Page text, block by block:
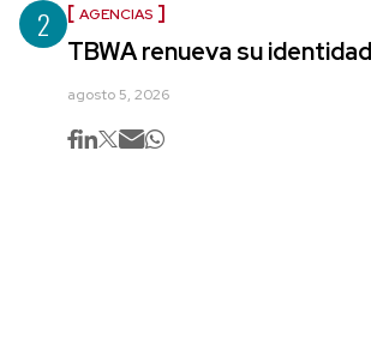
2 AGENCIAS
TBWA renueva su
agosto 5, 2026